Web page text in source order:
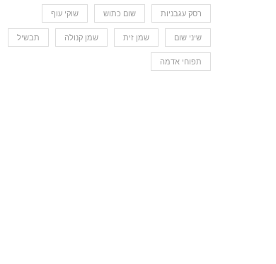
רסק עגבניות שום כתוש שוקי עוף
שיני שום שמן זית שמן קנולה תבשיל
תפוחי אדמה